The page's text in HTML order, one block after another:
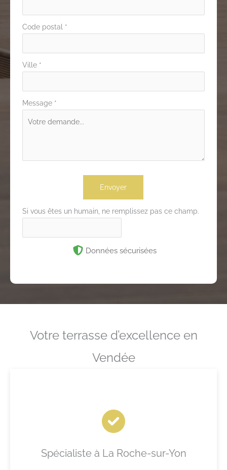
Code postal *
Ville *
Message *
Envoyer
Si vous êtes un humain, ne remplissez pas ce champ.
Données sécurisées
Votre terrasse d’excellence en
Vendée
Spécialiste à La Roche-sur-Yon